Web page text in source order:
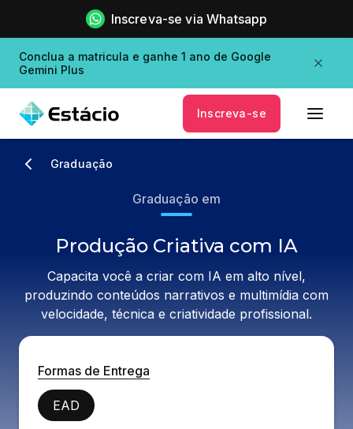
Inscreva-se via Whatsapp
Conclua a matricula e ganhe 1 ano de Google
Gemini Plus
Inscreva-se
Graduação
Graduação em
Produção Criativa com IA
Capacita você a criar com IA em alto nível,
produzindo conteúdos narrativos e multimídia com
velocidade, técnica e criatividade profissional.
Formas de Entrega
EAD